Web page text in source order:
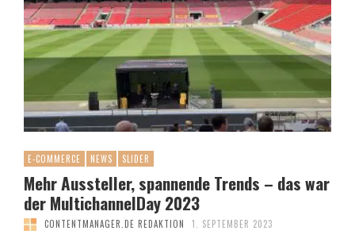
E-COMMERCE NEWS SLIDER
Mehr Aussteller, spannende Trends – das war
der MultichannelDay 2023
CONTENTMANAGER.DE REDAKTION 1. SEPTEMBER 2023